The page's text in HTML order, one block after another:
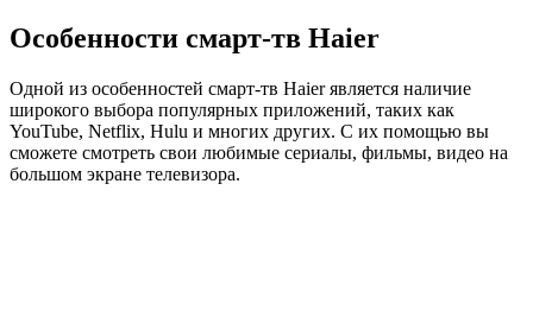
Особенности смарт-тв Haier
Одной из особенностей смарт-тв Haier является наличие
широкого выбора популярных приложений, таких как
YouTube, Netflix, Hulu и многих других. С их помощью вы
сможете смотреть свои любимые сериалы, фильмы, видео на
большом экране телевизора.